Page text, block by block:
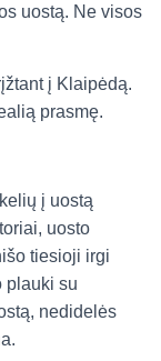
uostą. Ne visos
į Klaipėdą.
prasmę.
į uostą
uosto
tiesioji irgi
plauki su
nedidelės